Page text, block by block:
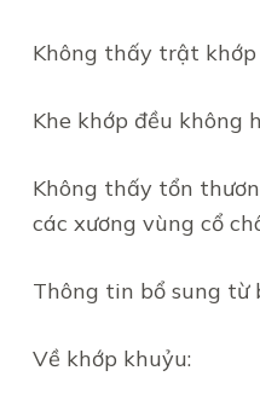
Không thấy trật khớp
Khe khớp đều không
Không thấy tổn
các xương vùng cổ
Thông tin bổ sung từ
Về khớp khuỷu: